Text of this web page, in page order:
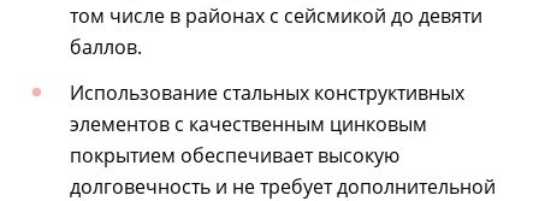
том числе в районах с сейсмикой до девяти
баллов.
Использование стальных конструктивных
элементов с качественным цинковым
покрытием обеспечивает высокую
долговечность и не требует дополнительной